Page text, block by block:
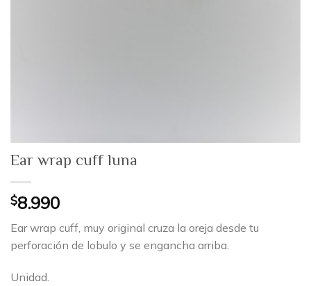
Ear wrap cuff luna
$8.990
Ear wrap cuff, muy original cruza la oreja desde tu
perforación de lobulo y se engancha arriba.
Unidad.